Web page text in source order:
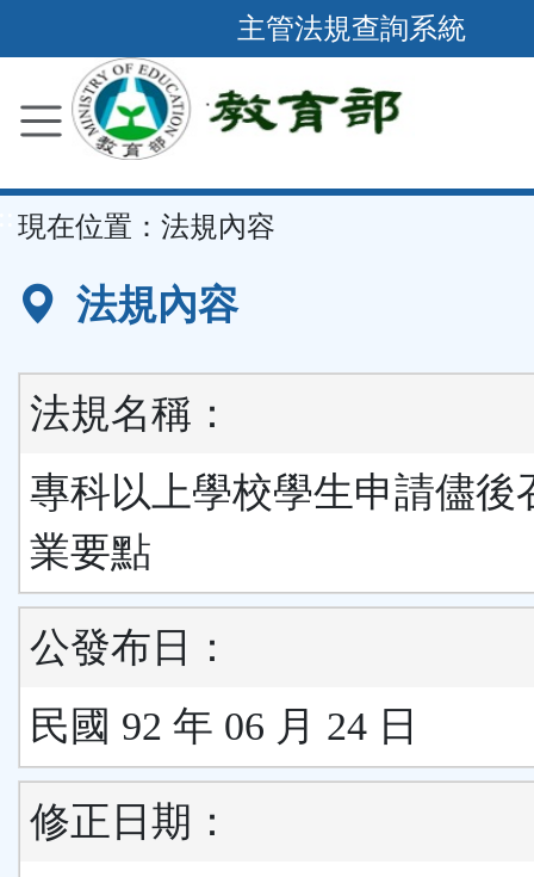
到
要
容
區
主管法規查詢系統
現在位置： 法規內容
法規內容
法規名稱：
專科以上學校學生申請儘後
業要點
公發布日：
民國 92 年 06 月 24 日
修正日期：